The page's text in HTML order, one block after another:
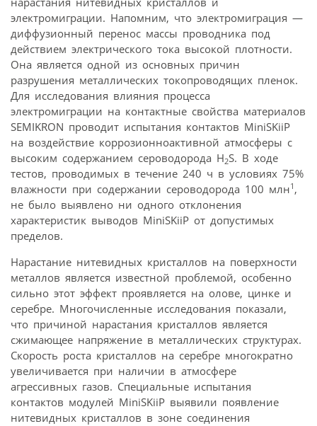
электромиграции. Напомним, что электромиграция —
диффузионный перенос массы проводника под
действием электрического тока высокой плотности.
Она является одной из основных причин
разрушения металлических токопроводящих пленок.
Для исследования влияния процесса
электромиграции на контактные свойства материалов
SEMIKRON проводит испытания контактов MiniSKiiP
на воздействие коррозионноактивной атмосферы с
высоким содержанием сероводорода H2S. В ходе
тестов, проводимых в течение 240 ч в условиях 75%
влажности при содержании сероводорода 100 млн1 ,
не было выявлено ни одного отклонения
характеристик выводов MiniSKiiP от допустимых
пределов.
Нарастание нитевидных кристаллов на поверхности
металлов является известной проблемой, особенно
сильно этот эффект проявляется на олове, цинке и
серебре. Многочисленные исследования показали,
что причиной нарастания кристаллов является
сжимающее напряжение в металлических структурах.
Скорость роста кристаллов на серебре многократно
увеличивается при наличии в атмосфере
агрессивных газов. Специальные испытания
контактов модулей MiniSKiiP выявили появление
нитевидных кристаллов в зоне соединения